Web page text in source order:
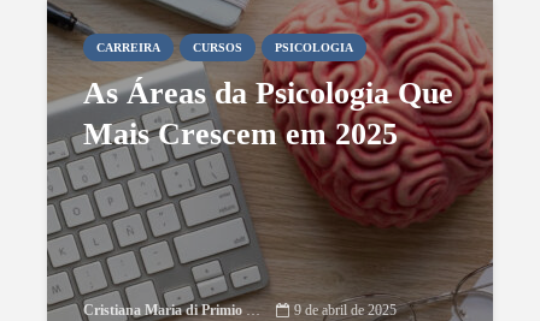
CARREIRA CURSOS PSICOLOGIA
As Áreas da Psicologia Que
Mais Crescem em 2025
Cristiana Maria di Primio Gonçalves 9 de abril de 2025